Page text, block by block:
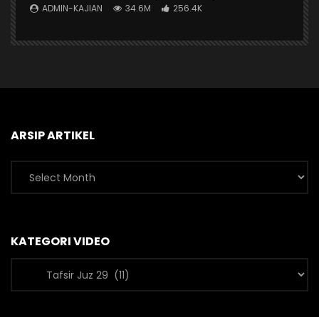
ADMIN-KAJIAN 34.6M 256.4K
ARSIP ARTIKEL
Arsip
Artikel
KATEGORI VIDEO
Kategori
Video